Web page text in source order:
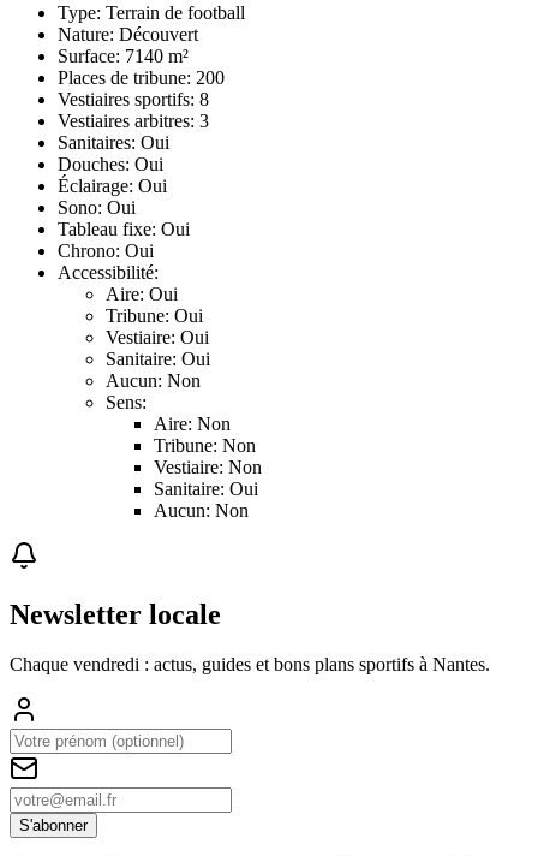
Type: Terrain de football
Nature: Découvert
Surface: 7140 m²
Places de tribune: 200
Vestiaires sportifs: 8
Vestiaires arbitres: 3
Sanitaires: Oui
Douches: Oui
Éclairage: Oui
Sono: Oui
Tableau fixe: Oui
Chrono: Oui
Accessibilité:
Aire: Oui
Tribune: Oui
Vestiaire: Oui
Sanitaire: Oui
Aucun: Non
Sens:
Aire: Non
Tribune: Non
Vestiaire: Non
Sanitaire: Oui
Aucun: Non
Newsletter locale
Chaque vendredi : actus, guides et bons plans sportifs à Nantes.
S'abonner